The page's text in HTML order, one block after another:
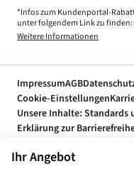
Ihr Angebot
*Infos zum Kundenportal-
unter folgendem Link zu finden:
Weitere Informationen
ImpressumAGB
Cookie-Einstellungen
Unsere Inhalte: Standards
Erklärung zur
Reiseexperten